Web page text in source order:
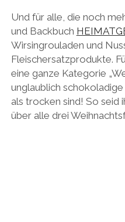
Und für alle, die noch
und Backbuch
Wirsingrouladen und
Fleischersatzprodukte.
eine ganze Kategorie
unglaublich
als trocken sind! So seid
über alle drei